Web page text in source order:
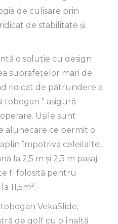
de culisare prin
de stabilitate și
o soluţie cu design
suprafeţelor mari de
ridicat de pătrundere a
tobogan ” asigură
Uşile sunt
alunecare ce permit o
împotriva celeilalte.
la 2,5 m şi 2,3 m pasaj.
fi folosită pentru
11,5m2.
VekaSlide,
de golf cu ​o înaltă